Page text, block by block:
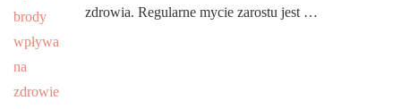
zdrowia. Regularne mycie zarostu jest …